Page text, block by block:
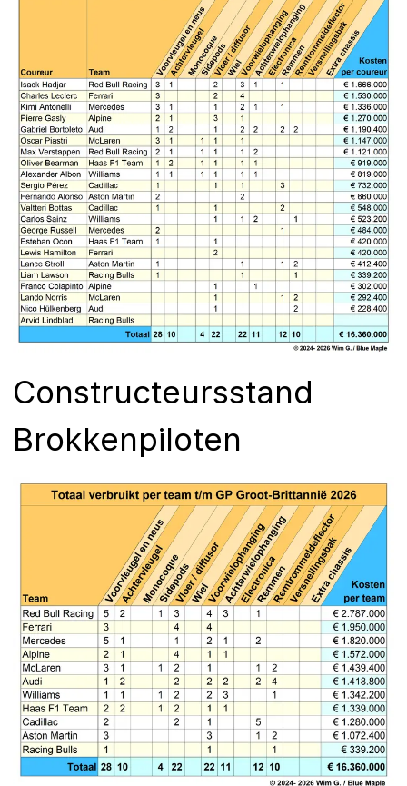
Constructeursstand
Brokkenpiloten